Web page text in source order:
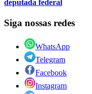
deputada federal
Siga nossas redes
WhatsApp
Telegram
Facebook
Instagram